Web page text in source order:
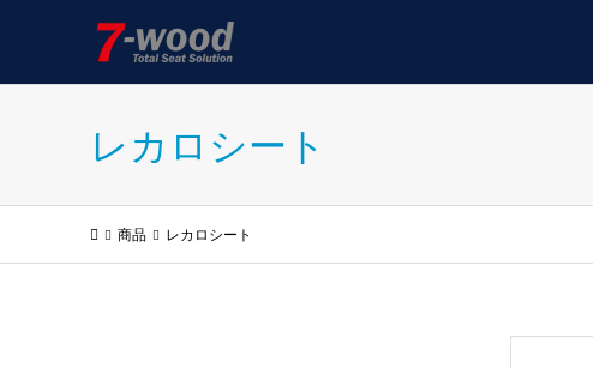
レカロシート
商品 レカロシート